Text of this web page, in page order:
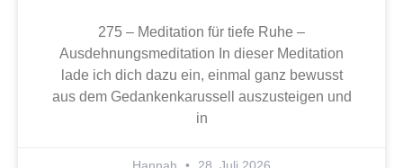
275 – Meditation für tiefe Ruhe –
Ausdehnungsmeditation In dieser Meditation
lade ich dich dazu ein, einmal ganz bewusst
aus dem Gedankenkarussell auszusteigen und
in
Hannah 28. Juli 2026